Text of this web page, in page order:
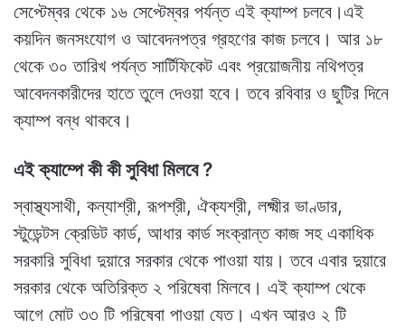
সেপ্টেম্বর থেকে ১৬ সেপ্টেম্বর পর্যন্ত এই ক্যাম্প চলবে।এই
কয়দিন জনসংযোগ ও আবেদনপত্র গ্রহণের কাজ চলবে। আর ১৮
থেকে ৩০ তারিখ পর্যন্ত সার্টিফিকেট এবং প্রয়োজনীয় নথিপত্র
আবেদনকারীদের হাতে তুলে দেওয়া হবে। তবে রবিবার ও ছুটির দিনে
ক্যাম্প বন্ধ থাকবে।
এই ক্যাম্পে কী কী সুবিধা মিলবে ?
স্বাস্থ্যসাথী, কন্যাশ্রী, রূপশ্রী, ঐক্যশ্রী, লক্ষ্মীর ভাণ্ডার,
স্টুডেন্টস ক্রেডিট কার্ড, আধার কার্ড সংক্রান্ত কাজ সহ একাধিক
সরকারি সুবিধা দুয়ারে সরকার থেকে পাওয়া যায়। তবে এবার দুয়ারে
সরকার থেকে অতিরিক্ত ২ পরিষেবা মিলবে। এই ক্যাম্প থেকে
আগে মোট ৩৩ টি পরিষেবা পাওয়া যেত। এখন আরও ২ টি